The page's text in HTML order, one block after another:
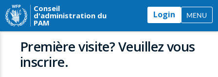
Conseil
d'administration du
PAM
Login MENU
Première visite? Veuillez vous
inscrire.